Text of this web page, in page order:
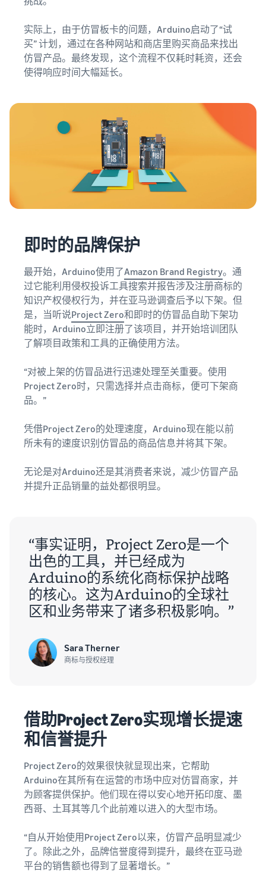
实际上，由于仿冒板卡的问题，Arduino启动了“试
买” 计划，通过在各种网站和商店里购买商品来找出
仿冒产品。最终发现，这个流程不仅耗时耗资，还会
使得响应时间大幅延长。
即时的品牌保护
最开始，Arduino使用了Amazon Brand Registry。通
过它能利用侵权投诉工具搜索并报告涉及注册商标的
知识产权侵权行为，并在亚马逊调查后予以下架。但
是，当听说Project Zero和即时的仿冒品自助下架功
能时，Arduino立即注册了该项目，并开始培训团队
了解项目政策和工具的正确使用方法。
“对被上架的仿冒品进行迅速处理至关重要。使用
Project Zero时，只需选择并点击商标，便可下架商
品。”
凭借Project Zero的处理速度，Arduino现在能以前
所未有的速度识别仿冒品的商品信息并将其下架。
无论是对Arduino还是其消费者来说，减少仿冒产品
并提升正品销量的益处都很明显。
“事实证明，Project Zero是一个
出色的工具，并已经成为
Arduino的系统化商标保护战略
的核心。这为Arduino的全球社
区和业务带来了诸多积极影响。”
Sara Therner
商标与授权经理
借助Project Zero实现增长提速
和信誉提升
Project Zero的效果很快就显现出来，它帮助
Arduino在其所有在运营的市场中应对仿冒商家，并
为顾客提供保护。他们现在得以安心地开拓印度、墨
西哥、土耳其等几个此前难以进入的大型市场。
“自从开始使用Project Zero以来，仿冒产品明显减少
了。除此之外，品牌信誉度得到提升，最终在亚马逊
平台的销售额也得到了显著增长。”